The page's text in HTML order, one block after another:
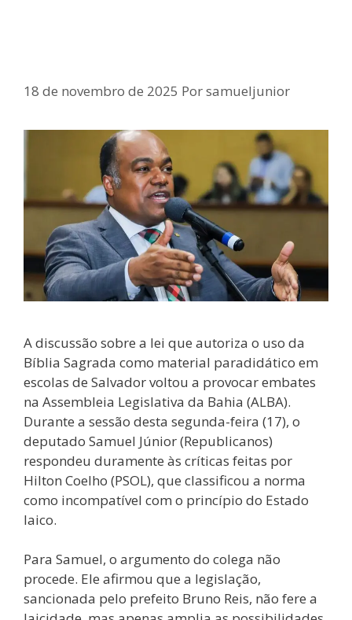
18 de novembro de 2025 Porsamueljunior
A discussão sobre a lei que autoriza o uso da
Bíblia Sagrada como material paradidático em
escolas de Salvador voltou a provocar embates
na Assembleia Legislativa da Bahia (ALBA).
Durante a sessão desta segunda-feira (17), o
deputado Samuel Júnior (Republicanos)
respondeu duramente às críticas feitas por
Hilton Coelho (PSOL), que classificou a norma
como incompatível com o princípio do Estado
laico.
Para Samuel, o argumento do colega não
procede. Ele afirmou que a legislação,
sancionada pelo prefeito Bruno Reis, não fere a